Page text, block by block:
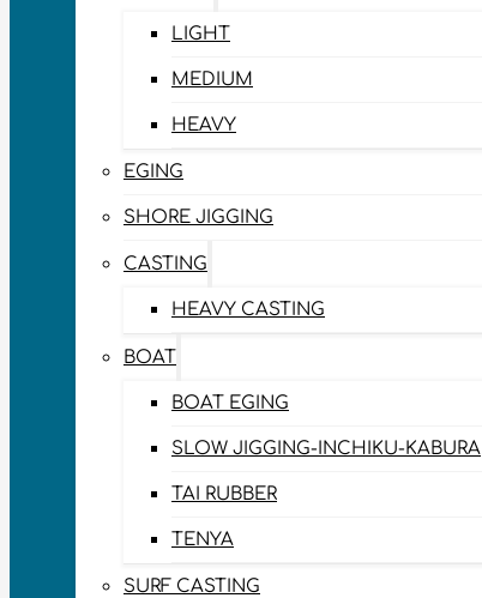
LIGHT
MEDIUM
HEAVY
EGING
SHORE JIGGING
CASTING
HEAVY CASTING
BOAT
BOAT EGING
SLOW JIGGING-INCHIKU-KABURA
TAI RUBBER
TENYA
SURF CASTING